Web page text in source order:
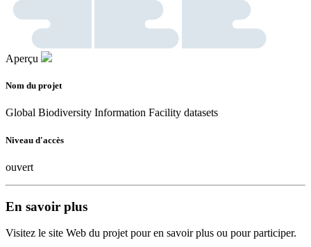
Aperçu
Nom du projet
Global Biodiversity Information Facility datasets
Niveau d'accès
ouvert
En savoir plus
Visitez le site Web du projet pour en savoir plus ou pour participer.